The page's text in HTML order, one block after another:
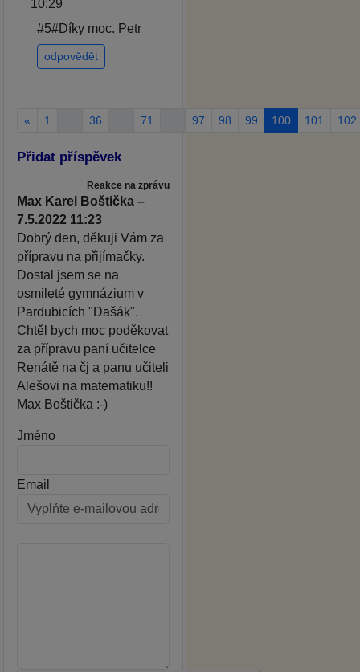
10:29
#5#Díky moc. Petr
odpovědět
« 1 … 36 … 71 … 97 98 99 100 101 102
Přidat příspěvek
Reakce na zprávu
Max Karel Boštička –
7.5.2022 11:23
Dobrý den, děkuji Vám za
přípravu na přijímačky.
Dostal jsem se na
osmileté gymnázium v
Pardubicích "Dašák".
Chtěl bych moc poděkovat
za přípravu paní učitelce
Renátě na čj a panu učiteli
Alešovi na matematiku!!
Max Boštička :-)
Jméno
Email